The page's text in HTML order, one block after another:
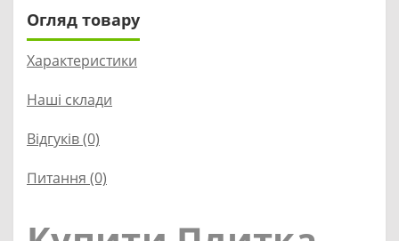
Огляд товару
Характеристики
Наші склади
Відгуків (0)
Питання (0)